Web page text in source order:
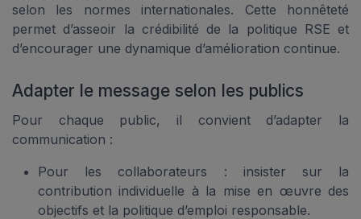
selon les normes internationales. Cette honnêteté
permet d’asseoir la crédibilité de la politique RSE et
d’encourager une dynamique d’amélioration continue.
Adapter le message selon les publics
Pour chaque public, il convient d’adapter la
communication :
Pour les collaborateurs : insister sur la
contribution individuelle à la mise en œuvre des
objectifs et la politique d’emploi responsable.